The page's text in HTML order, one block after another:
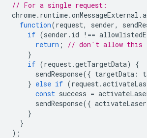
// For a single request:
chrome. runtime.onMessageExternal .
function(request, sender,
if (sender . id !==
return ;
// don't allow this
}
if (request.getTargetData)
{
sendResponse({ targetData :
} else if (request.
const success =
sendResponse({
}
}
);